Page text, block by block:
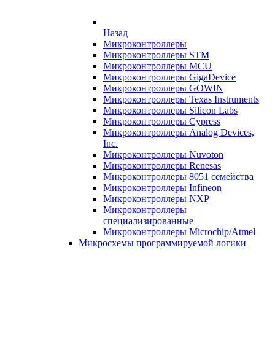
Назад
Микроконтроллеры
Микроконтроллеры STM
Микроконтроллеры MCU
Микроконтроллеры GigaDevice
Микроконтроллеры GOWIN
Микроконтроллеры Texas Instruments
Микроконтроллеры Silicon Labs
Микроконтроллеры Cypress
Микроконтроллеры Analog Devices,
Inc.
Микроконтроллеры Nuvoton
Микроконтроллеры Renesas
Микроконтроллеры 8051 семейства
Микроконтроллеры Infineon
Микроконтроллеры NXP
Микроконтроллеры
специализированные
Микроконтроллеры Microchip/Atmel
Микросхемы программируемой логики